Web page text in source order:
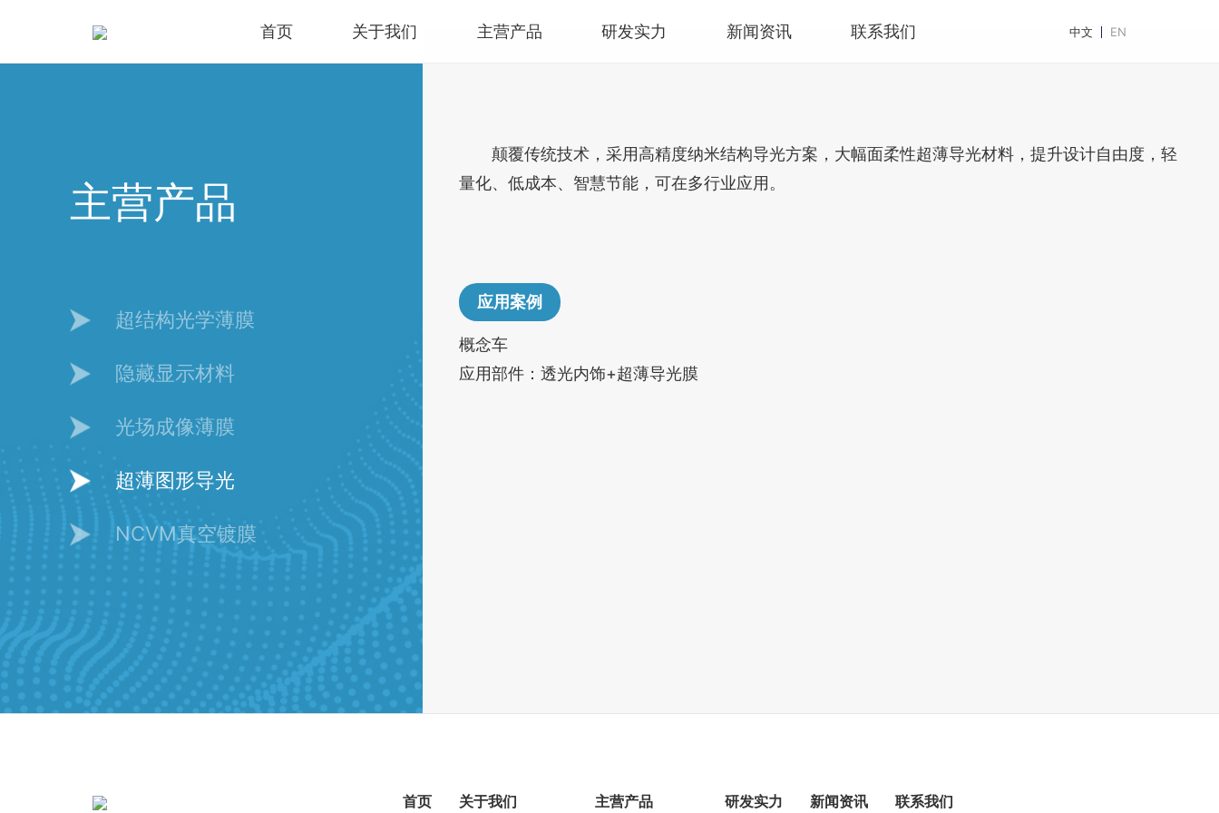
首页 关于我们 主营产品 研发实力 新闻资讯 联系我们 中文 EN
主营产品
超结构光学薄膜
隐藏显示材料
光场成像薄膜
超薄图形导光
NCVM真空镀膜
颠覆传统技术，采用高精度纳米结构导光方案，大幅面柔性超薄导光材料，提升设计自由度，轻
量化、低成本、智慧节能，可在多行业应用。
应用案例
概念车
应用部件：透光内饰+超薄导光膜
首页 关于我们 主营产品 研发实力 新闻资讯 联系我们